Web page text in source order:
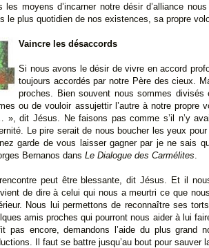
les moyens d’incarner notre désir d’alliance
le plus quotidien de nos existences, sa propre
Vaincre les désaccords
Si nous avons le désir de vivre en accord
toujours accordés par notre Père des cieux.
proches. Bien souvent nous sommes divisés
ou de vouloir assujettir l’autre à notre
», dit Jésus. Ne faisons pas comme s’il n’y
Le pire serait de nous boucher les yeux
garde de vous laisser gagner par je ne sais
Bernanos dans Le Dialogue des Carmélites.
peut être blessante, dit Jésus. Et il
de dire à celui qui nous a meurtri ce que
Nous lui permettons de reconnaître ses
amis proches qui pourront nous aider à lui
pas encore, demandons l’aide du plus
Il faut se battre jusqu’au bout pour sauver